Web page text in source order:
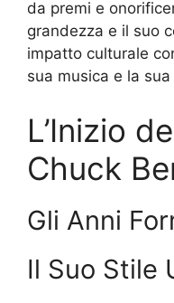
da premi e
grandezza e il suo
impatto culturale
sua musica e la
L’Inizio
Chuck
Gli Anni
Il Suo Stile